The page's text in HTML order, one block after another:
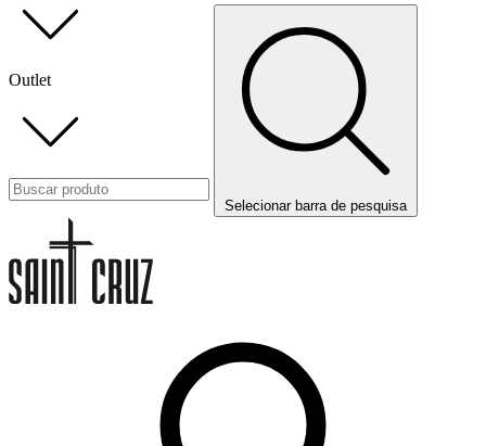
Outlet
Selecionar barra de pesquisa